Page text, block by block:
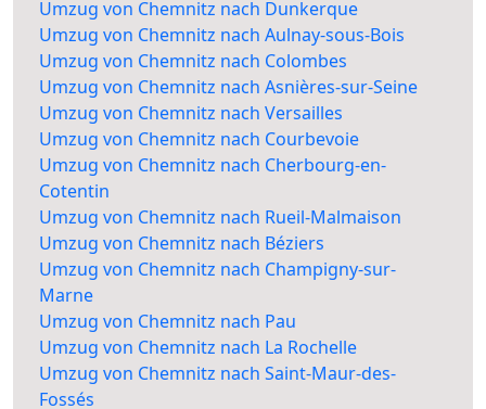
Umzug von Chemnitz nach Dunkerque
Umzug von Chemnitz nach Aulnay-sous-Bois
Umzug von Chemnitz nach Colombes
Umzug von Chemnitz nach Asnières-sur-Seine
Umzug von Chemnitz nach Versailles
Umzug von Chemnitz nach Courbevoie
Umzug von Chemnitz nach Cherbourg-en-
Cotentin
Umzug von Chemnitz nach Rueil-Malmaison
Umzug von Chemnitz nach Béziers
Umzug von Chemnitz nach Champigny-sur-
Marne
Umzug von Chemnitz nach Pau
Umzug von Chemnitz nach La Rochelle
Umzug von Chemnitz nach Saint-Maur-des-
Fossés